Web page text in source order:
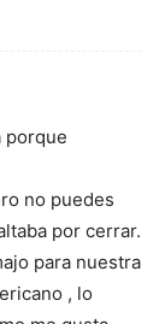
porque
no puedes
por cerrar.
para nuestra
, lo